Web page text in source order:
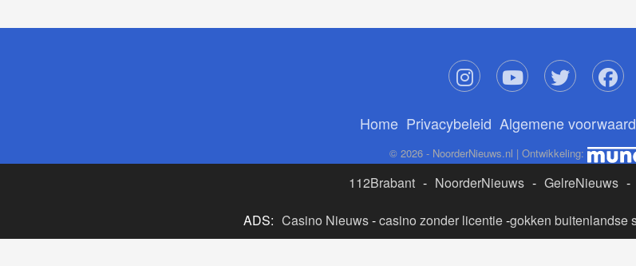
Home Privacybeleid Algemene
© 2026 - NoorderNieuws.nl | Ontwikkeling:
112Brabant - NoorderNieuws - GelreNieuws -
ADS: Casino Nieuws-casino zonder licentie-gokken buitenlandse